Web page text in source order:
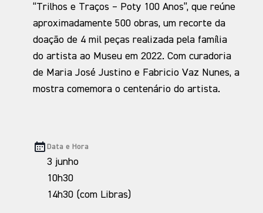
“Trilhos e Traços – Poty 100 Anos”, que reúne
aproximadamente 500 obras, um recorte da
doação de 4 mil peças realizada pela família
do artista ao Museu em 2022. Com curadoria
de Maria José Justino e Fabricio Vaz Nunes, a
mostra comemora o centenário do artista.
Data e Hora
3 junho
10h30
14h30 (com Libras)